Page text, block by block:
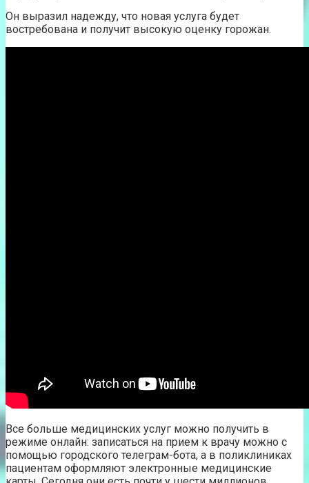
Он выразил надежду, что новая услуга будет
востребована и получит высокую оценку горожан.
Все больше медицинских услуг можно получить в
режиме онлайн: записаться на прием к врачу можно с
помощью городского телеграм-бота, а в поликлиниках
пациентам оформляют электронные медицинские